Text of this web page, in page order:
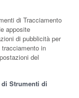
di Tracciamento
apposite
di pubblicità per
in
del
Strumenti di